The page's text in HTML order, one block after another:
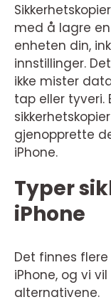
med å lagre
enheten din,
innstillinger.
ikke mister
tap eller tyveri.
gjenopprette
iPhone.
Typer
iPhone
Det finnes
iPhone, og vi
alternativene.